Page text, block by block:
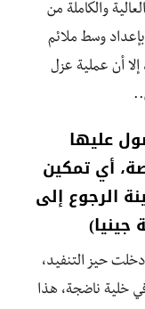
والكاملة من
وسط ملائم
إلا أن عملية عزل
عليها
أي تمكين
الرجوع إلى
جينيا)
حيز التنفيد،
خلية ناضجة، هذا